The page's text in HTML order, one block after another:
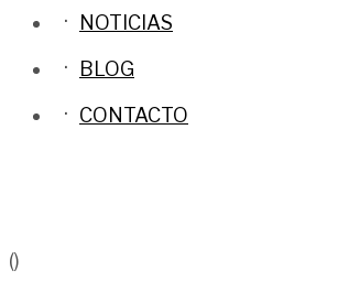
NOTICIAS
BLOG
CONTACTO
()